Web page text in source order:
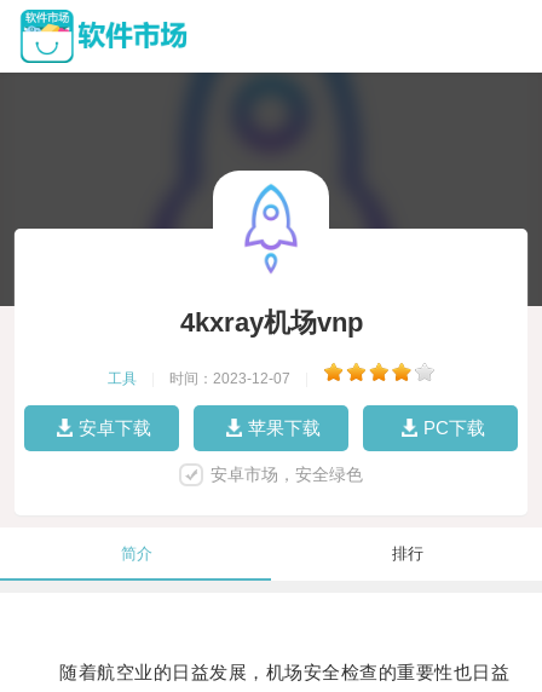
4kxray机场vnp
工具 时间：2023-12-07
安卓下载 苹果下载 PC下载
安卓市场，安全绿色
简介 排行
随着航空业的日益发展，机场安全检查的重要性也日益